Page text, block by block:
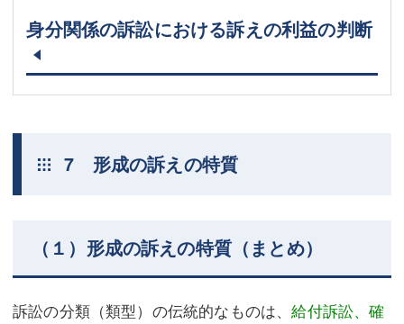
身分関係の訴訟における訴えの利益の判断
7 形成の訴えの特質
（１）形成の訴えの特質（まとめ）
訴訟の分類（類型）の伝統的なものは、給付訴訟、確